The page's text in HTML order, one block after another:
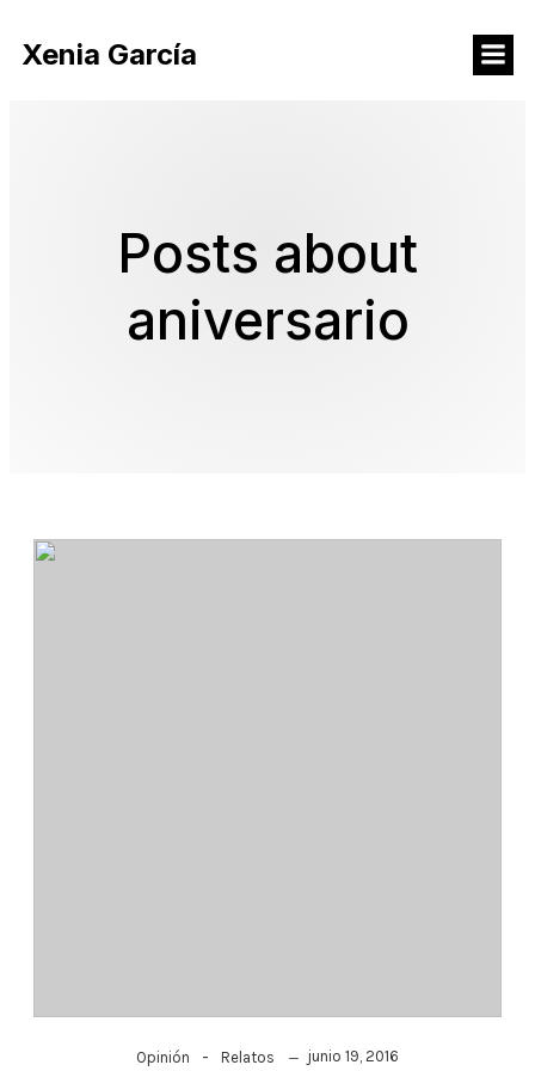
Xenia García
Posts about
aniversario
Opinión - Relatos junio 19, 2016